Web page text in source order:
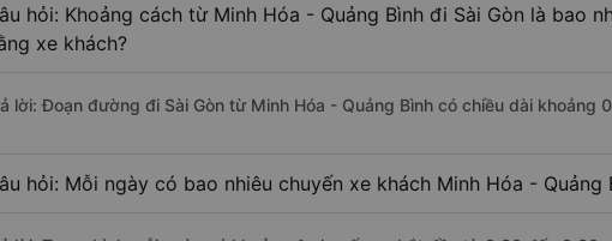
hỏi: Khoảng cách từ Minh Hóa - Quảng Bình đi Sài Gòn là bao
xe khách?
lời: Đoạn đường đi Sài Gòn từ Minh Hóa - Quảng Bình có chiều dài khoảng
hỏi: Mỗi ngày có bao nhiêu chuyến xe khách Minh Hóa - Quảng